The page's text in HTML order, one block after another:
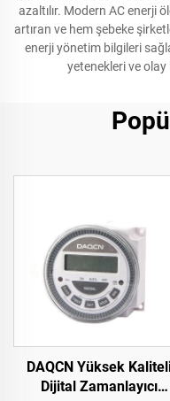
azaltılır. Modern AC enerji
artıran ve hem şebeke
enerji yönetim bilgileri
yetenekleri ve olay
DAQCN Yüksek
Dijital Zamanlayıcı